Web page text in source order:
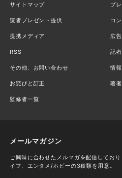
サイトマップ プ
読者プレゼント提供 コ
提携メディア 広
RSS 記
その他、お問い合わせ 情
お詫びと訂正 著
監修者一覧
メールマガジン
ご興味に合わせたメルマガを配信してお
イフ、エンタメ/ホビーの3種類を用意。